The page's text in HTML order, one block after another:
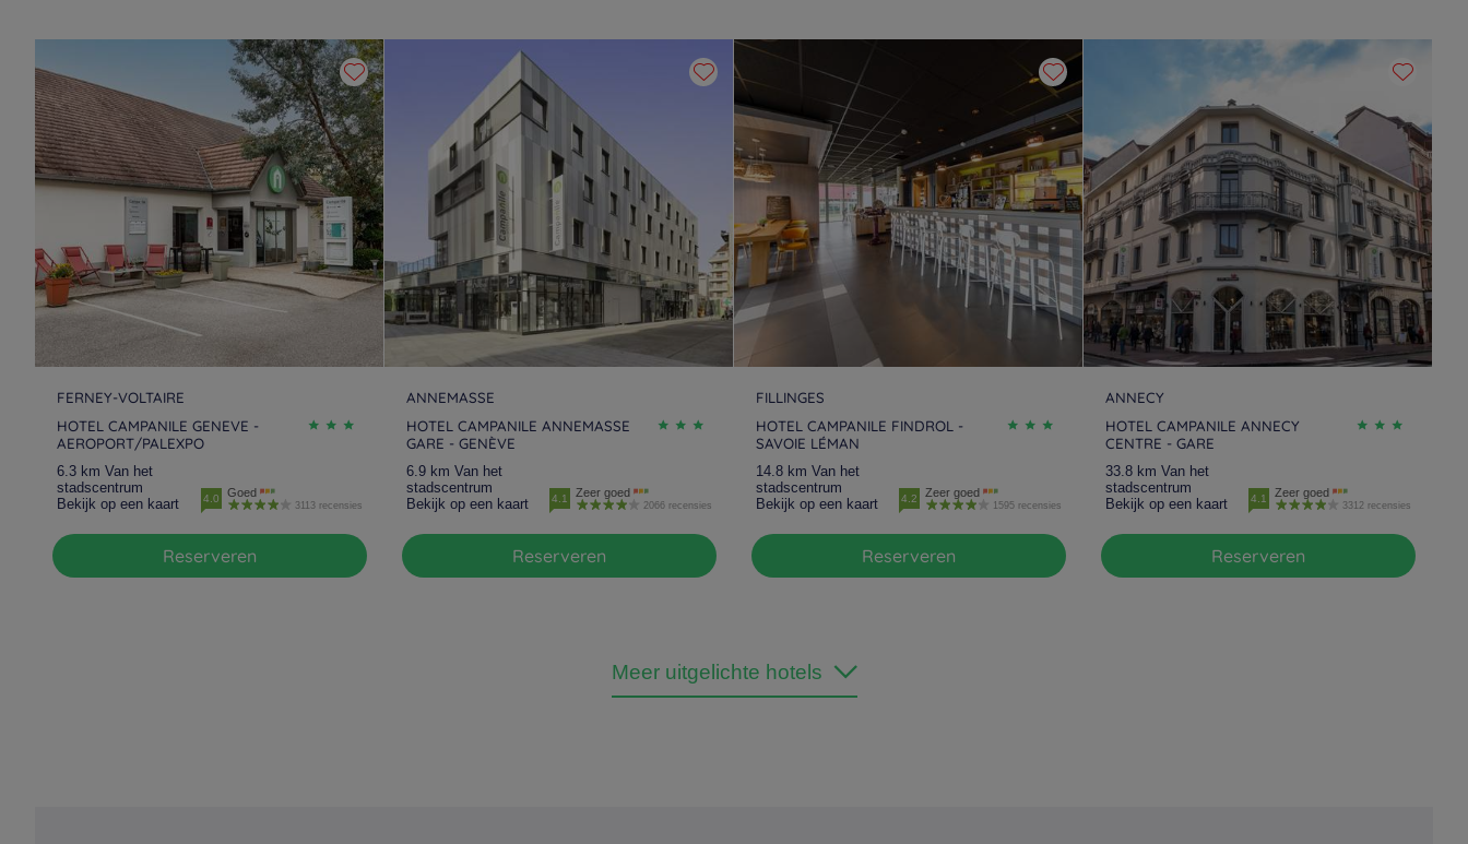
FERNEY-VOLTAIRE
HOTEL CAMPANILE GENEVE -
AEROPORT/PALEXPO
6.3 km Van het
stadscentrum
Bekijk op een kaart
4.0 Goed
3113 recensies
Reserveren
ANNEMASSE
HOTEL CAMPANILE ANNEMASSE
GARE - GENÈVE
6.9 km Van het
stadscentrum
Bekijk op een kaart
4.1 Zeer goed
2066 recensies
Reserveren
FILLINGES
HOTEL CAMPANILE FINDROL -
SAVOIE LÉMAN
14.8 km Van het
stadscentrum
Bekijk op een kaart
4.2 Zeer goed
1595 recensies
Reserveren
ANNECY
HOTEL CAMPANILE ANNECY
CENTRE - GARE
33.8 km Van het
stadscentrum
Bekijk op een kaart
4.1 Zeer goed
3312 recensies
Reserveren
Meer uitgelichte hotels